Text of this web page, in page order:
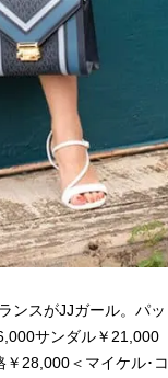
ンスがJJガール。パッ
サンダル￥21,000
28,000＜マイケル･コ